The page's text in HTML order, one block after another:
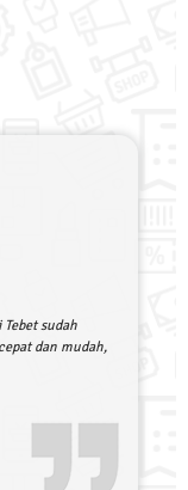
sudah
dan mudah,